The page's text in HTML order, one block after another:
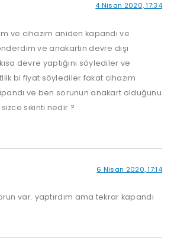
4 Nisan 2020, 17:34
ve cihazım aniden kapandı ve
ve anakartın devre dışı
devre yaptığını söylediler ve
bi fiyat söylediler fakat cihazım
ve ben sorunun anakart olduğunu
sıkıntı nedir ?
6 Nisan 2020, 17:14
var. yaptırdım ama tekrar kapandı